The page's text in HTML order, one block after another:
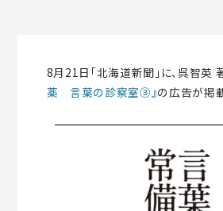
8月21日「北海道新聞」に、呉智英
薬 言葉の診察室③』の広告が掲